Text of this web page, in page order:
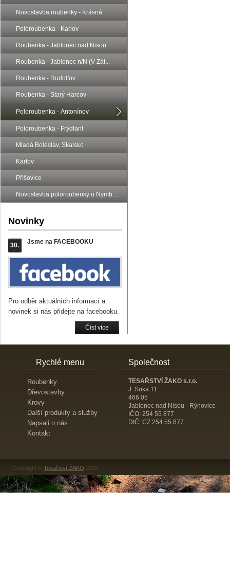
Novostavba roubenky - Krásná
Poloroubenka - Karlov
Roubenka - Jablonec nad Nisou
Roubenka - Jablonec n/N (V Zát...
Roubenka - Rudolfov
Roubenka - Starý Harcov
Poloroubenka - Antonínov
Poloroubenka - Frýdlant
Mladá Boleslav, Skalsko
Karlov
Příšovice
Novostavba poloroubenky u Nymb...
Novinky
30. Jsme na FACEBOOKU
Pro odběr aktuálních informací a
novinek si nás přidejte na facebooku.
Číst více
Rychlé menu
Roubenky
Dřevostavby
Krovy
Další produkty a služby
Napsali o nás
Kontakt
Společnost
TESAŘSTVÍ ŽAKO s.r.o.
J. Suka 11
466 05
Jablonec nad Nisou - Rýnovice
IČO: 254 55 877
DIČ: CZ 254 55 877
Copyright © Tesařství ŽAKO 2026